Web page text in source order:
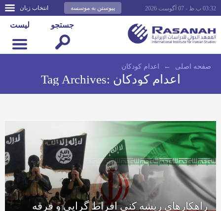
انتخاب زبان پیوستن به موسسه 03:32 ب.ظ - 07 آگوست 2026
لیست جستجو
صفحه اصلى ← اعدام کودکان
Tag Archives: اعدام کودکان
راهکارهای ریشه کنی افراط گرایی و فرقه